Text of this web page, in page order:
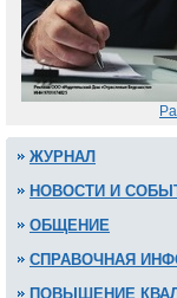
ЖУРНАЛ
НОВОСТИ И
ОБЩЕНИЕ
СПРАВОЧНАЯ
ПОВЫШЕНИЕ